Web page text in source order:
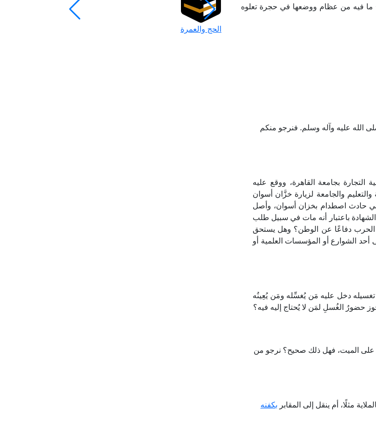
ما فيه من عظام ووضعها في حجرة تعلوه
الله عليه وآله وسلم. فنرجو منكم
بجامعة القاهرة، ووقع عليه
والجامعة لزيارة خزَّان أسوان
في حادث اصطدام بخزان أسوان، وأصل
باعتبار أنه مات في سبيل طلب
الحرب دفاعًا عن الوطن؟ وهل يستحق
الشوارع أو المؤسسات العلمية أو
دخل عليه مَن يُغسِّله ومَن يُعِينُه
الغُسلِ لمَن لا يُحتاج إليه فيه؟
على الميت، فهل ذلك صحيح؟ نرجو من
مثلًا، أم ينقل إلى المقابر بكفنه
الحج والعمرة